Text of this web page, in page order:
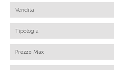
Vendita
Tipologia